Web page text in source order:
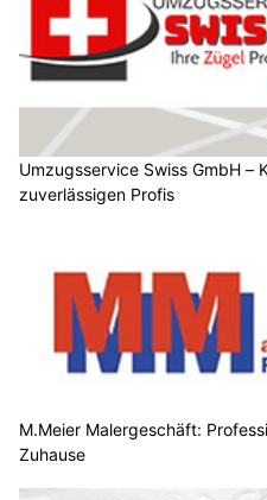
Umzugsservice Swiss GmbH –
zuverlässigen Profis
M.Meier Malergeschäft:
Zuhause